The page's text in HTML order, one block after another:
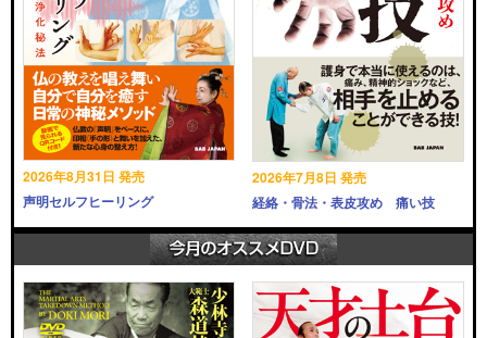
2026年8月31日 発売
声明セルフヒーリング
2026年7月8日 発売
経絡・骨法・表皮攻め 痛い技